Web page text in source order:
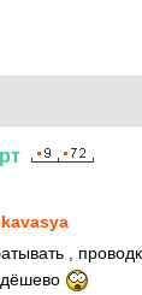
,
дёшево